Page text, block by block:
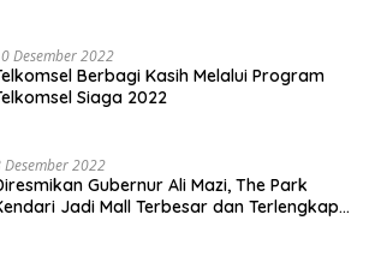
Desember 2022
Berbagi Kasih Melalui Program
Siaga 2022
Desember 2022
Gubernur Ali Mazi, The Park
Jadi Mall Terbesar dan Terlengkap